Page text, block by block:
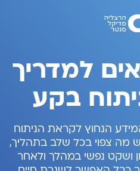
למדריך
בקע
הנחוץ לקראת הניתוח
מה צפוי בכל שלב בתהליך,
ושקט נפשי במהלך ולאחר